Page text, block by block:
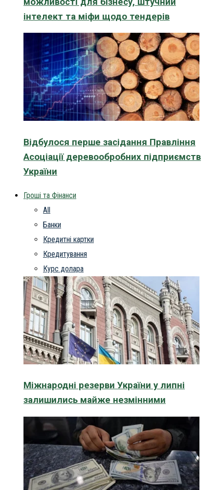
інтелект та міфи щодо тендерів
Відбулося перше засідання Правління
Асоціації деревообробних підприємств
України
Гроші та Фінанси
All
Банки
Кредитні картки
Кредитування
Курс долара
Міжнародні резерви України у липні
залишились майже незмінними